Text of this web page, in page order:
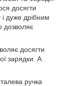
досягти
дуже дрібним
дозволяє
досягти
зарядки. А
ручка